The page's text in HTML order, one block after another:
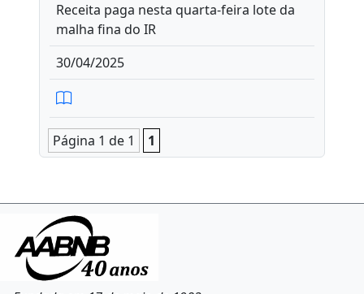
Receita paga nesta quarta-feira lote da
malha fina do IR
30/04/2025
Página 1 de 1 1